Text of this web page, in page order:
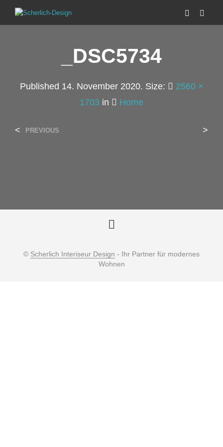
_DSC5734
Published 14. November 2020. Size:
2560 ×
1703 in Home
< PREVIOUS >
© Scherlich Interiseur Design - Ihr Partner für modernes
Wohnen